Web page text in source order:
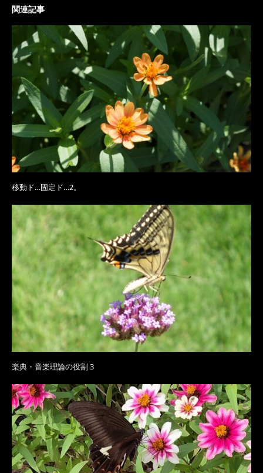
関連記事
移動ド…固定ド…2。
楽典・音楽理論の役割 3